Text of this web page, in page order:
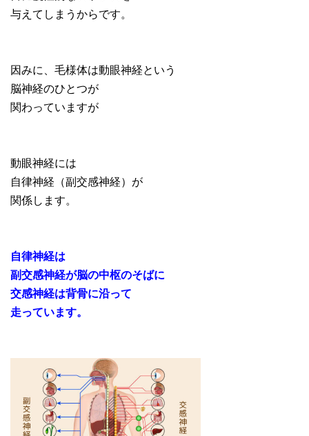
与えてしまうからです。
因みに、毛様体は動眼神経という
脳神経のひとつが
関わっていますが
動眼神経には
自律神経（副交感神経）が
関係します。
自律神経は
副交感神経が脳の中枢のそばに
交感神経は背骨に沿って
走っています。